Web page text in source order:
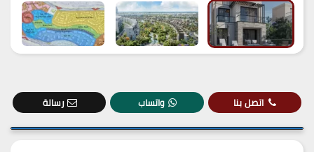
اتصل بنا واتساب رسالة